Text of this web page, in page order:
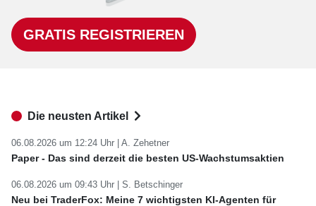
GRATIS REGISTRIEREN
Die neusten Artikel
06.08.2026 um 12:24 Uhr | A. Zehetner
Paper - Das sind derzeit die besten US-Wachstumsaktien
06.08.2026 um 09:43 Uhr | S. Betschinger
Neu bei TraderFox: Meine 7 wichtigsten KI-Agenten für